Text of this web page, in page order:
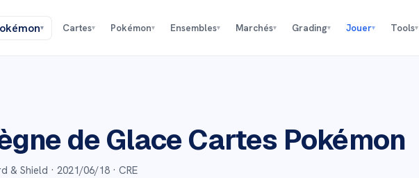
▾ Cartes▾ Pokémon▾ Ensembles▾ Marchés▾ Grading▾ Jouer▾ Tools▾
de GlaceCartes Pokémon
& Shield ·2021/06/18 · CRE